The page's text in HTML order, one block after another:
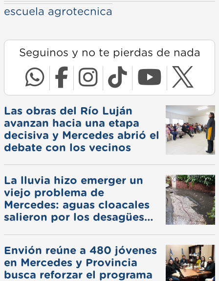
escuela agrotecnica
Seguinos y no te pierdas de nada
Las obras del Río Luján
avanzan hacia una etapa
decisiva y Mercedes abrió el
debate con los vecinos
La lluvia hizo emerger un
viejo problema de
Mercedes: aguas cloacales
salieron por los desagües
Envión reúne a 480 jóvenes
en Mercedes y Provincia
busca reforzar el programa